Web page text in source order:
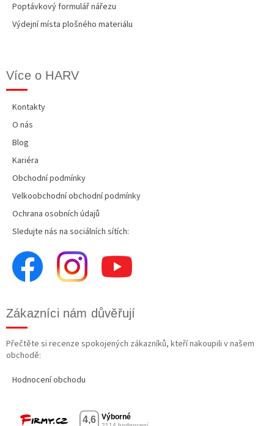
Poptávkový formulář nářezu
Výdejní místa plošného materiálu
Více o HARV
Kontakty
O nás
Blog
Kariéra
Obchodní podmínky
Velkoobchodní obchodní podmínky
Ochrana osobních údajů
Sledujte nás na sociálních sítích:
Zákazníci nám důvěřují
Přečtěte si recenze spokojených zákazníků, kteří nakoupili v našem
obchodě:
Hodnocení obchodu